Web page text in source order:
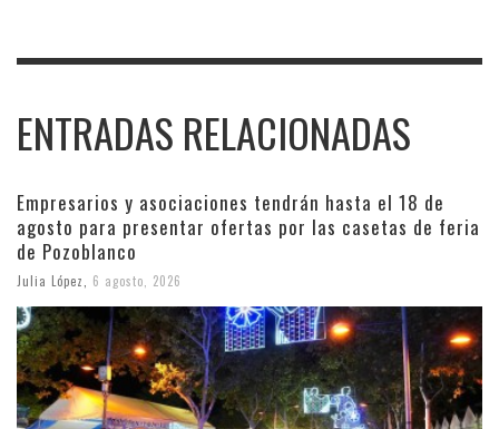
ENTRADAS RELACIONADAS
Empresarios y asociaciones tendrán hasta el 18 de
agosto para presentar ofertas por las casetas de feria
de Pozoblanco
Julia López 6 agosto, 2026